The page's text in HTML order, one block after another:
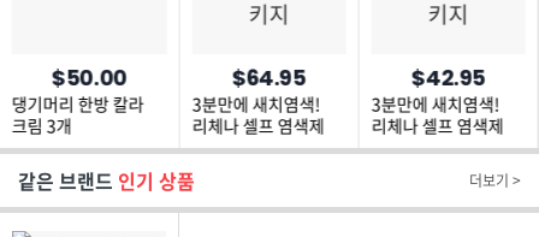
$50.00
댕기머리 한방 칼라
크림 3개
$64.95
3분만에 새치염색!
리체나 셀프 염색제
5종 패키지
$42.95
3분만에 새치염색!
리체나 셀프 염색제
3종 패키지
같은 브랜드 인기 상품 더보기 >